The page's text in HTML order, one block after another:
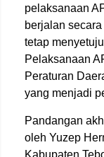
pelaksanaan
berjalan
tetap
Pelaksanaan
Peraturan
yang menjadi
Pandangan
oleh Yuzep